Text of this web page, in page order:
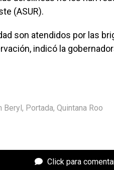
(ASUR).
son atendidos por las
indicó la
Beryl , Portada, Quintana Roo
Click para